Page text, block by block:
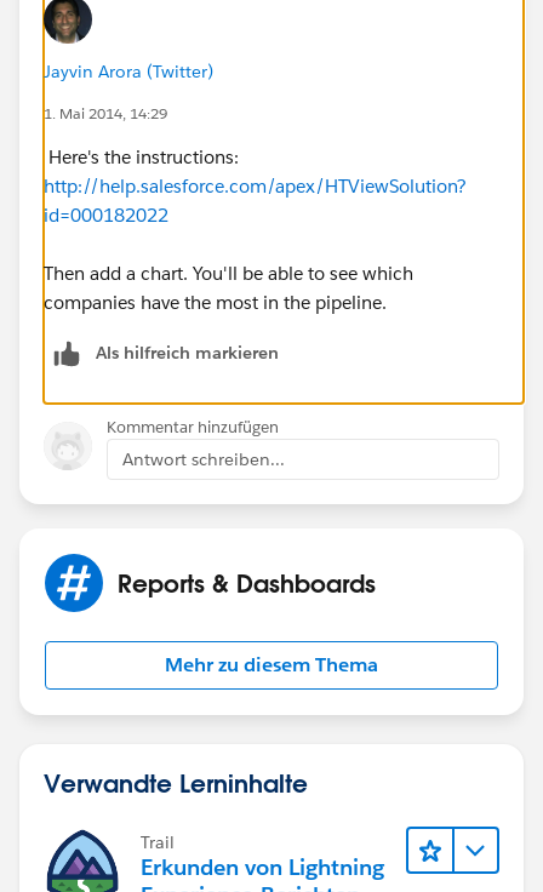
Jayvin Arora (Twitter)
1. Mai 2014, 14:29
Here's the instructions:
http://help.salesforce.com/apex/HTViewSolution?
id=000182022
Then add a chart. You'll be able to see which
companies have the most in the pipeline.
Als hilfreich markieren
Kommentar hinzufügen
Antwort schreiben...
Reports & Dashboards
Mehr zu diesem Thema
Verwandte Lerninhalte
Trail
Erkunden von Lightning